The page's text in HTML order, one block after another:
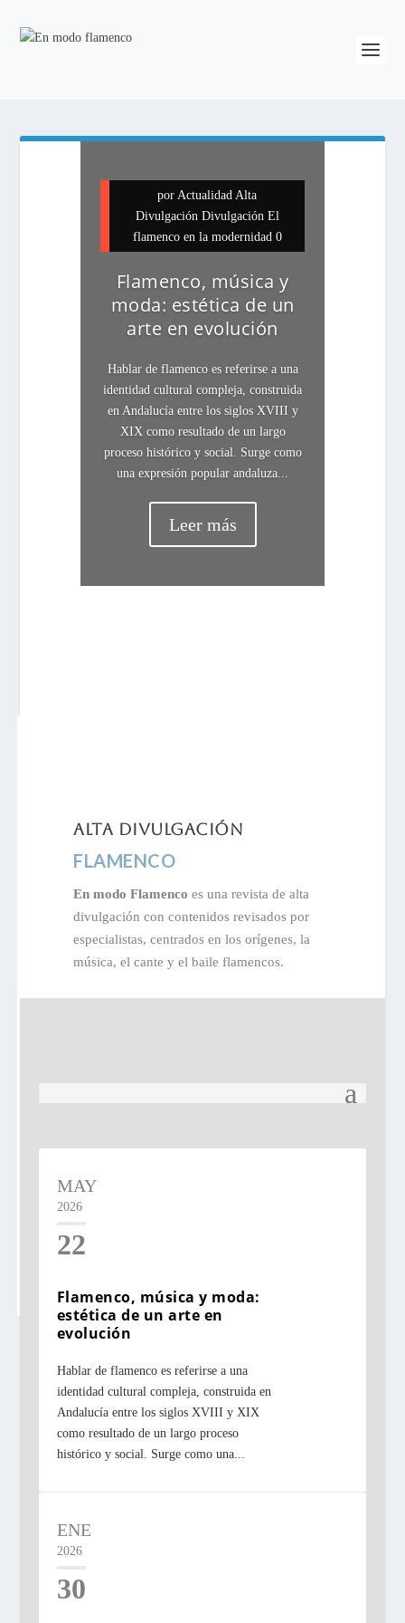
Flamenco, música y
moda: estética de un
arte en evolución
Hablar de flamenco es referirse a una
identidad cultural compleja, construida
en Andalucía entre los siglos XVIII y
XIX como resultado de un largo
proceso histórico y social. Surge como
una expresión popular andaluza...
por Actualidad Alta
Divulgación Divulgación El
flamenco en la modernidad0
Leer más
alta divulgación
FLAMENCO
En modo Flamenco es una revista de alta
divulgación con contenidos revisados por
especialistas, centrados en los orígenes, la
música, el cante y el baile flamencos.
MAY
2026
22
Flamenco, música y moda:
estética de un arte en
evolución
Hablar de flamenco es referirse a una
identidad cultural compleja, construida en
Andalucía entre los siglos XVIII y XIX
como resultado de un largo proceso
histórico y social. Surge como una...
ENE
2026
30